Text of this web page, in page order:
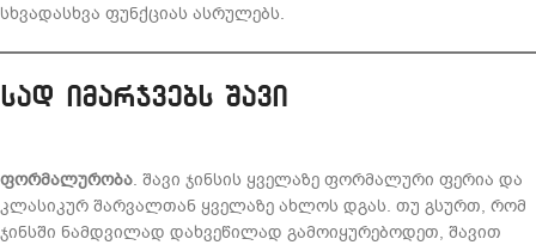
სხვადასხვა ფუნქციას ასრულებს.
სად იმარჯვებს შავი
ფორმალურობა. შავი ჯინსის ყველაზე ფორმალური ფერია და
კლასიკურ შარვალთან ყველაზე ახლოს დგას. თუ გსურთ, რომ
ჯინსში ნამდვილად დახვეწილად გამოიყურებოდეთ, შავით